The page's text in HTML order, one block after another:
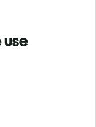
use